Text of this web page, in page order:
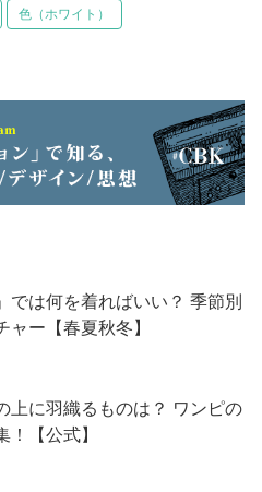
色（ホワイト）
では何を着ればいい？ 季節別
ャー【春夏秋冬】
上に羽織るものは？ ワンピの
！【公式】